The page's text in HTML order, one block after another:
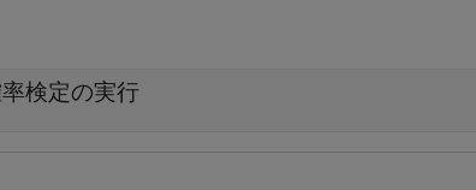
検定の実行